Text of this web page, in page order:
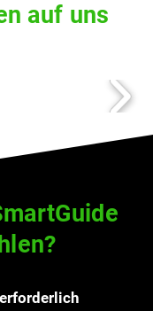
auf uns
erforderlich